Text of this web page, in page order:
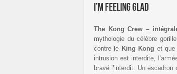
I’m feeling glad
The Kong Crew –
mythologie du célèbre
contre le King Kong et que
intrusion est interdite,
bravé l’interdit. Un